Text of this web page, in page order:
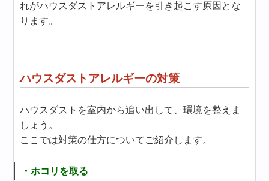
れがハウスダストアレルギーを引き起こす原因とな
ります。
ハウスダストアレルギーの対策
ハウスダストを室内から追い出して、環境を整えま
しょう。
ここでは対策の仕方についてご紹介します。
・ホコリを取る